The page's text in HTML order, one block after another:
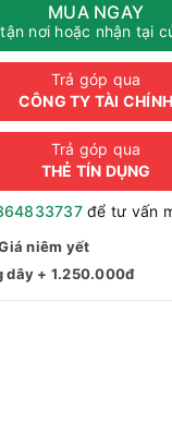
MUA NGAY
nơi hoặc nhận tại
Trả góp qua
CÔNG TY TÀI CHÍNH
Trả góp qua
THẺ TÍN DỤNG
để tư vấn
niêm yết
dây + 1.250.000đ